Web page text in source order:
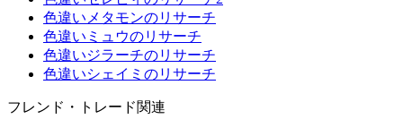
色違いメタモンのリサーチ
色違いミュウのリサーチ
色違いジラーチのリサーチ
色違いシェイミのリサーチ
フレンド・トレード関連